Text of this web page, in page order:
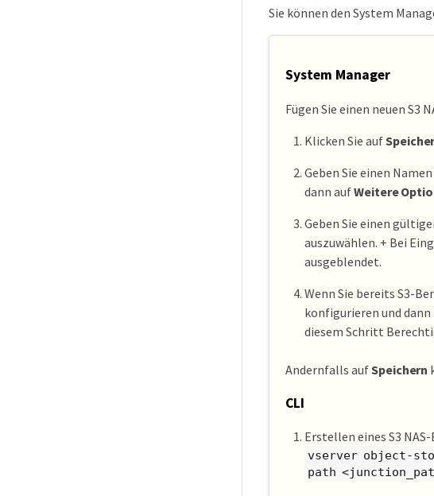
Sie können den System
System Manager
Fügen Sie einen neuen S3
Klicken Sie auf
Geben Sie einen
dann aufWeitere
Geben Sie einen
auszuwählen. + Bei
ausgeblendet.
Wenn Sie bereits S3-
konfigurieren und dann
diesem Schritt
Andernfalls aufSpeichern
CLI
Erstellen eines S3
vserver object-
path